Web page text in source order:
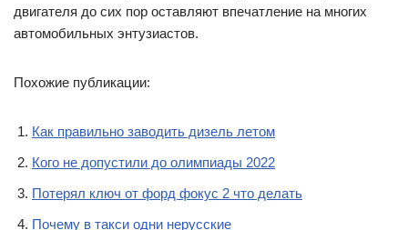
двигателя до сих пор оставляют впечатление на многих
автомобильных энтузиастов.
Похожие публикации:
Как правильно заводить дизель летом
Кого не допустили до олимпиады 2022
Потерял ключ от форд фокус 2 что делать
Почему в такси одни нерусские